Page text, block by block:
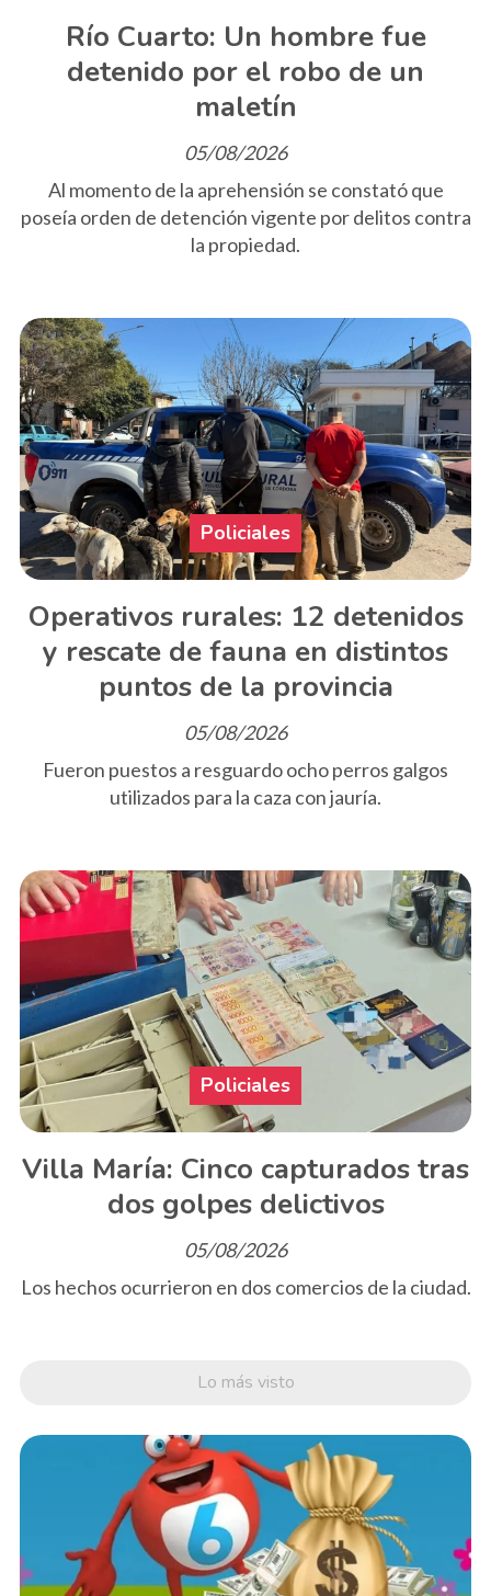
Río Cuarto: Un hombre fue
detenido por el robo de un
maletín
05/08/2026
Al momento de la aprehensión se constató que
poseía orden de detención vigente por delitos contra
la propiedad.
Operativos rurales: 12 detenidos
y rescate de fauna en distintos
puntos de la provincia
Policiales
05/08/2026
Fueron puestos a resguardo ocho perros galgos
utilizados para la caza con jauría.
Villa María: Cinco capturados tras
dos golpes delictivos
Policiales
05/08/2026
Los hechos ocurrieron en dos comercios de la ciudad.
Lo más visto